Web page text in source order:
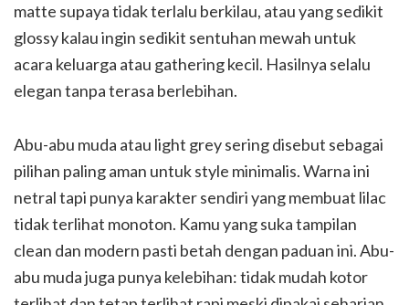
matte supaya tidak terlalu berkilau, atau yang sedikit
glossy kalau ingin sedikit sentuhan mewah untuk
acara keluarga atau gathering kecil. Hasilnya selalu
elegan tanpa terasa berlebihan.
Abu-abu muda atau light grey sering disebut sebagai
pilihan paling aman untuk style minimalis. Warna ini
netral tapi punya karakter sendiri yang membuat lilac
tidak terlihat monoton. Kamu yang suka tampilan
clean dan modern pasti betah dengan paduan ini. Abu-
abu muda juga punya kelebihan: tidak mudah kotor